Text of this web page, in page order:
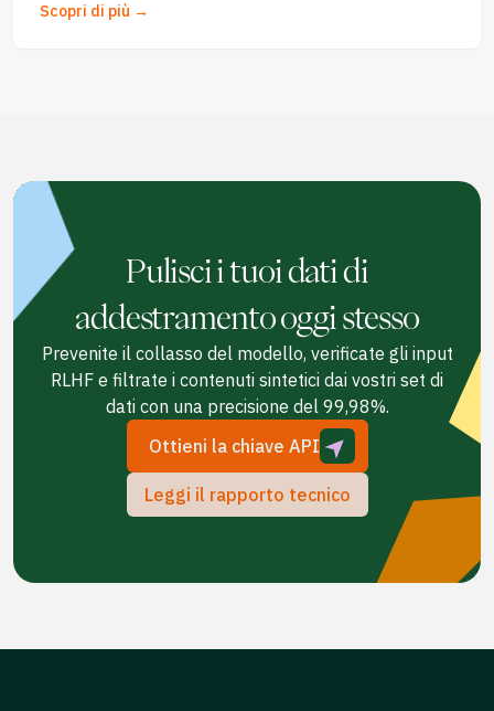
Scopri di più →
Pulisci i tuoi dati di
addestramento oggi stesso
Prevenite il collasso del modello, verificate gli input
RLHF e filtrate i contenuti sintetici dai vostri set di
dati con una precisione del 99,98%.
Ottieni la chiave API
Leggi il rapporto tecnico